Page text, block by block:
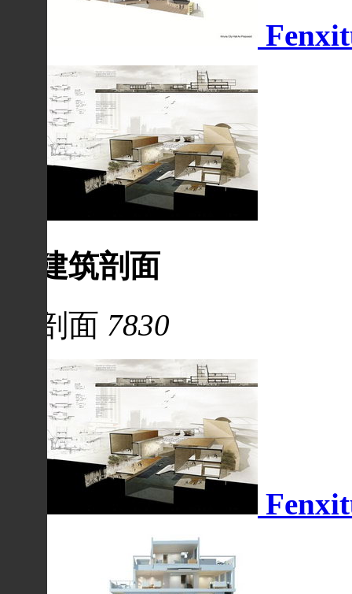
建筑剖面
剖面 7830